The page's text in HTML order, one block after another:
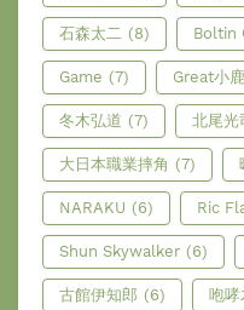
石森太二 (8) Boltin
Game (7) Great小鹿
冬木弘道 (7) 北尾光
大日本職業摔角 (7)
NARAKU (6) Ric
Shun Skywalker (6)
古館伊知郎 (6) 咆哮